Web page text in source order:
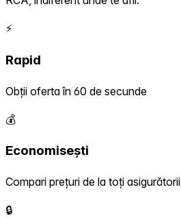
⚡
Rapid
Obții oferta în 60 de secunde
💰
Economisești
Compari prețuri de la toți asigurătorii
🔒